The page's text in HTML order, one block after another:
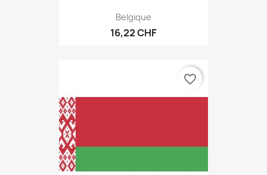
Belgique
16,22 CHF
favorite_border